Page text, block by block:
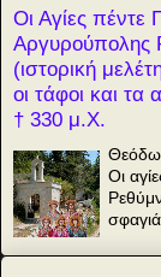
Οι Αγίες πέντε
Αργυρούπολης
(ιστορική
οι τάφοι και τα
† 330 μ.Χ.
Οι